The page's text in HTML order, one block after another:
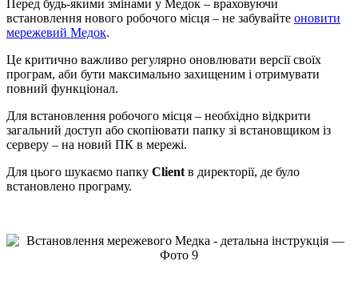
Перед будь-якими змінами у Медок – враховуючи
встановлення нового робочого місця – не забувайте оновити
мережевий Медок.
Це критично важливо регулярно оновлювати версії своїх
програм, аби бути максимально захищеним і отримувати
повний функціонал.
Для встановлення робочого місця – необхідно відкрити
загальний доступ або скопіювати папку зі встановщиком із
серверу – на новий ПК в мережі.
Для цього шукаємо папку Client в директорії, де було
встановлено програму.